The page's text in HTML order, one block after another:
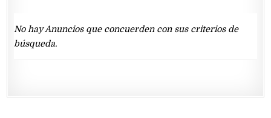
No hay Anuncios que concuerden con sus criterios de
búsqueda.